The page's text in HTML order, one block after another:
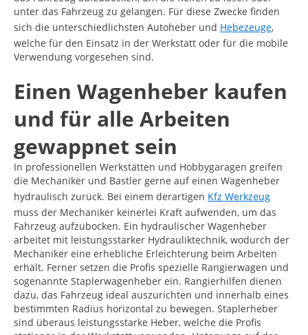
unter das Fahrzeug zu gelangen. Für diese Zwecke finden
sich die unterschiedlichsten Autoheber und Hebezeuge,
welche für den Einsatz in der Werkstatt oder für die mobile
Verwendung vorgesehen sind.
Einen Wagenheber kaufen
und für alle Arbeiten
gewappnet sein
In professionellen Werkstätten und Hobbygaragen greifen
die Mechaniker und Bastler gerne auf einen Wagenheber
hydraulisch zurück. Bei einem derartigen Kfz Werkzeug
muss der Mechaniker keinerlei Kraft aufwenden, um das
Fahrzeug aufzubocken. Ein hydraulischer Wagenheber
arbeitet mit leistungsstarker Hydrauliktechnik, wodurch der
Mechaniker eine erhebliche Erleichterung beim Arbeiten
erhält. Ferner setzen die Profis spezielle Rangierwagen und
sogenannte Staplerwagenheber ein. Rangierhilfen dienen
dazu, das Fahrzeug ideal auszurichten und innerhalb eines
bestimmten Radius horizontal zu bewegen. Staplerheber
sind überaus leistungsstarke Heber, welche die Profis